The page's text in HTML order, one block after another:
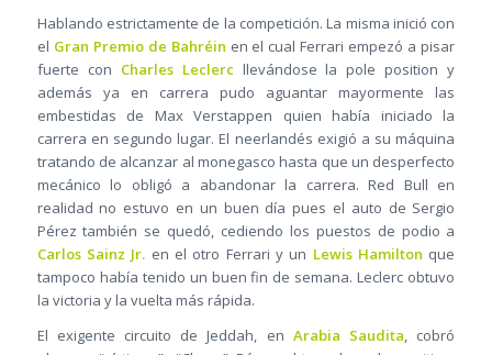
Hablando estrictamente de la competición. La misma inició con
el Gran Premio de Bahréin en el cual Ferrari empezó a pisar
fuerte con Charles Leclerc llevándose la pole position y
además ya en carrera pudo aguantar mayormente las
embestidas de Max Verstappen quien había iniciado la
carrera en segundo lugar. El neerlandés exigió a su máquina
tratando de alcanzar al monegasco hasta que un desperfecto
mecánico lo obligó a abandonar la carrera. Red Bull en
realidad no estuvo en un buen día pues el auto de Sergio
Pérez también se quedó, cediendo los puestos de podio a
Carlos Sainz Jr. en el otro Ferrari y un Lewis Hamilton que
tampoco había tenido un buen fin de semana. Leclerc obtuvo
la victoria y la vuelta más rápida.
El exigente circuito de Jeddah, en Arabia Saudita, cobró